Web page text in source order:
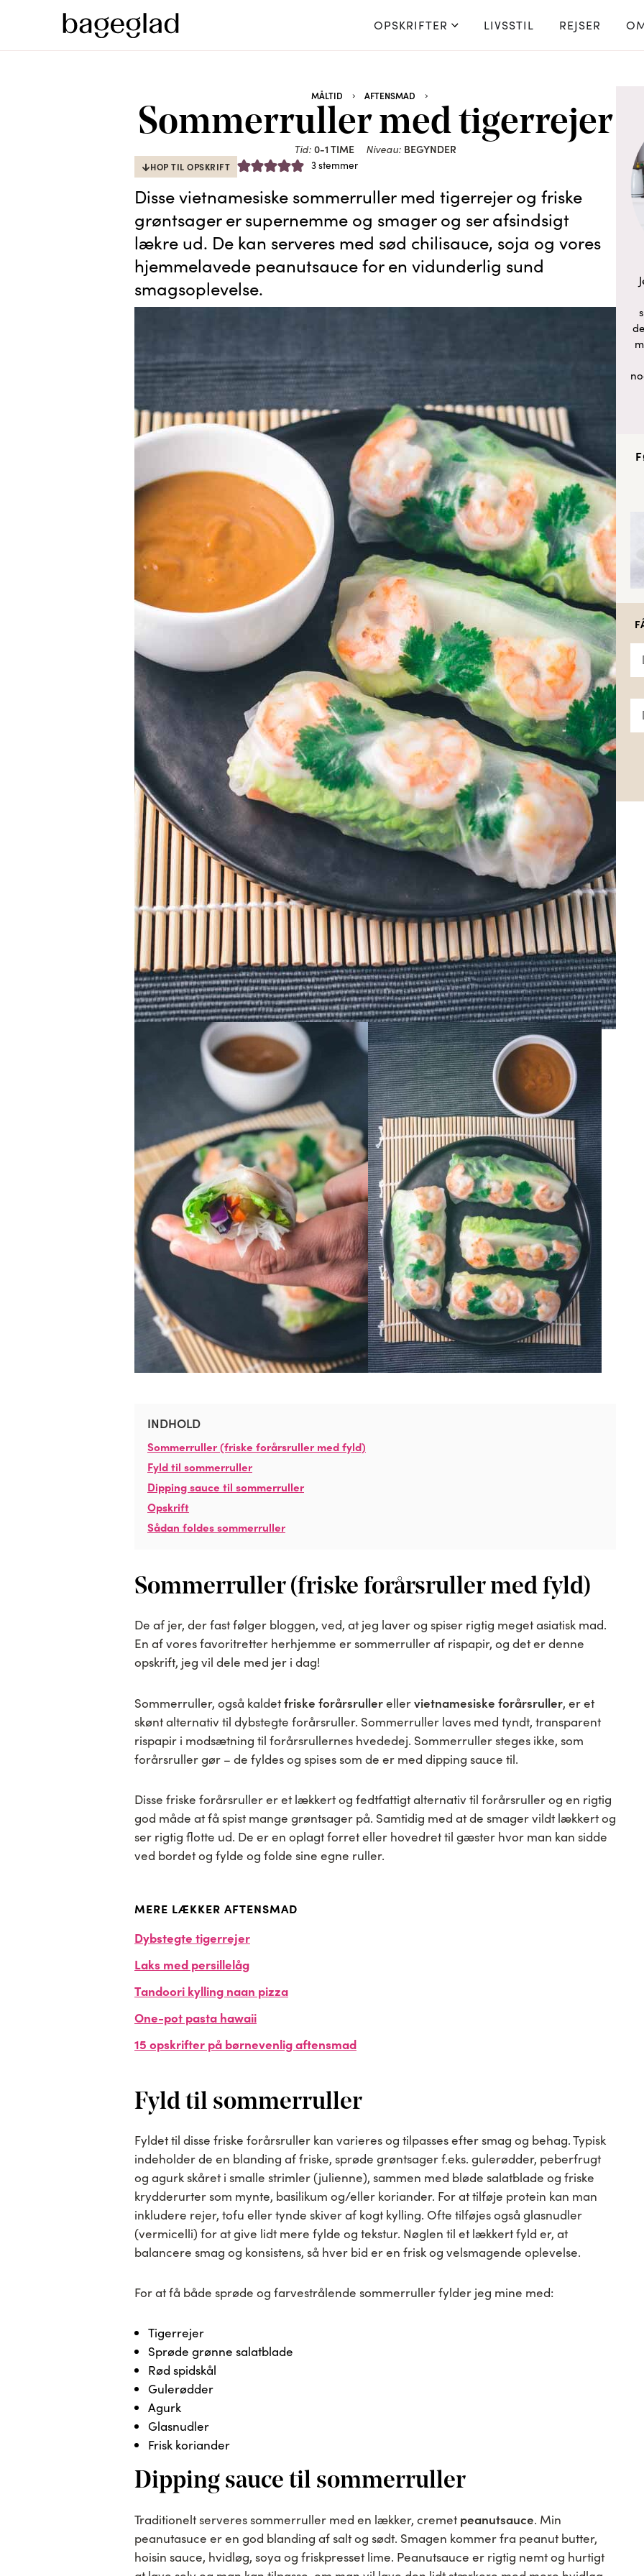
OPSKRIFTER LIVSSTIL REJSER
MÅLTID AFTENSMAD
Sommerruller med tigerrejer
Tid: 0-1 TIME Niveau: BEGYNDER
HOP TIL OPSKRIFT 3stemmer
Disse vietnamesiske sommerruller med tigerrejer og friske
grøntsager er supernemme og smager og ser afsindsigt
lækre ud. De kan serveres med sød chilisauce, soja og vores
hjemmelavede peanutsauce for en vidunderlig sund
smagsoplevelse.
INDHOLD
Sommerruller (friske forårsruller med fyld)
Fyld til sommerruller
Dipping sauce til sommerruller
Opskrift
Sådan foldes sommerruller
Sommerruller (friske forårsruller med fyld)
De af jer, der fast følger bloggen, ved, at jeg laver og spiser rigtig meget asiatisk mad.
En af vores favoritretter herhjemme er sommerruller af rispapir, og det er denne
opskrift, jeg vil dele med jer i dag!
Sommerruller, også kaldetfriske forårsrullerellervietnamesiske forårsruller, er et
skønt alternativ til dybstegte forårsruller. Sommerruller laves med tyndt, transparent
rispapir i modsætning til forårsrullernes hvededej. Sommerruller steges ikke, som
forårsruller gør – de fyldes og spises som de er med dipping sauce til.
Disse friske forårsruller er et lækkert og fedtfattigt alternativ til forårsruller og en rigtig
god måde at få spist mange grøntsager på. Samtidig med at de smager vildt lækkert og
ser rigtig flotte ud. De er en oplagt forret eller hovedret til gæster hvor man kan sidde
ved bordet og fylde og folde sine egne ruller.
MERE LÆKKER AFTENSMAD
Dybstegte tigerrejer
Laks med persillelåg
Tandoori kylling naan pizza
One-pot pasta hawaii
15 opskrifter på børnevenlig aftensmad
Fyld til sommerruller
Fyldet til disse friske forårsruller kan varieres og tilpasses efter smag og behag. Typisk
indeholder de en blanding af friske, sprøde grøntsager f.eks. gulerødder, peberfrugt
og agurk skåret i smalle strimler (julienne), sammen med bløde salatblade og friske
krydderurter som mynte, basilikum og/eller koriander. For at tilføje protein kan man
inkludere rejer, tofu eller tynde skiver af kogt kylling. Ofte tilføjes også glasnudler
(vermicelli) for at give lidt mere fylde og tekstur. Nøglen til et lækkert fyld er, at
balancere smag og konsistens, så hver bid er en frisk og velsmagende oplevelse.
For at få både sprøde og farvestrålende sommerruller fylder jeg mine med:
Tigerrejer
Sprøde grønne salatblade
Rød spidskål
Gulerødder
Agurk
Glasnudler
Frisk koriander
Dipping sauce til sommerruller
Traditionelt serveres sommerruller med en lækker, cremet peanutsauce. Min
peanutasuce er en god blanding af salt og sødt. Smagen kommer fra peanut butter,
hoisin sauce, hvidløg, soya og friskpresset lime. Peanutsauce er rigtig nemt og hurtigt